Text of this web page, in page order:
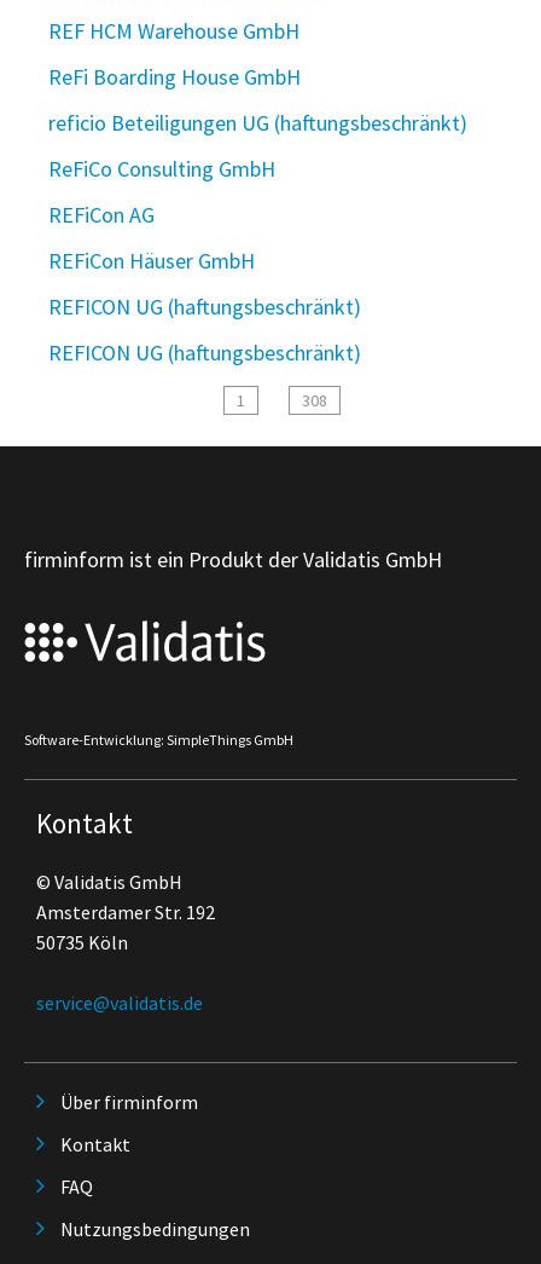
REF HCM Warehouse GmbH
ReFi Boarding House GmbH
reficio Beteiligungen UG (haftungsbeschränkt)
ReFiCo Consulting GmbH
REFiCon AG
REFiCon Häuser GmbH
REFICON UG (haftungsbeschränkt)
REFICON UG (haftungsbeschränkt)
1 308
firminform ist ein Produkt der Validatis GmbH
Software-Entwicklung: SimpleThings GmbH
Kontakt
© Validatis GmbH
Amsterdamer Str. 192
50735 Köln
service@validatis.de
Über firminform
Kontakt
FAQ
Nutzungsbedingungen